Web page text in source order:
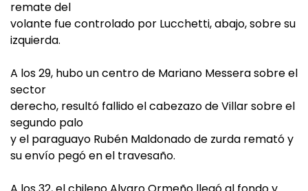
remate del
volante fue controlado por Lucchetti, abajo, sobre su
izquierda.
A los 29, hubo un centro de Mariano Messera sobre el
sector
derecho, resultó fallido el cabezazo de Villar sobre el
segundo palo
y el paraguayo Rubén Maldonado de zurda remató y
su envío pegó en el travesaño.